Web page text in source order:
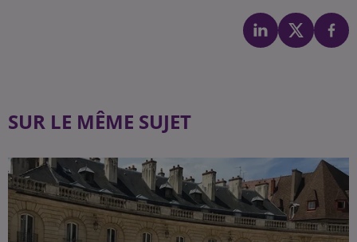
SUR LE MÊME SUJET